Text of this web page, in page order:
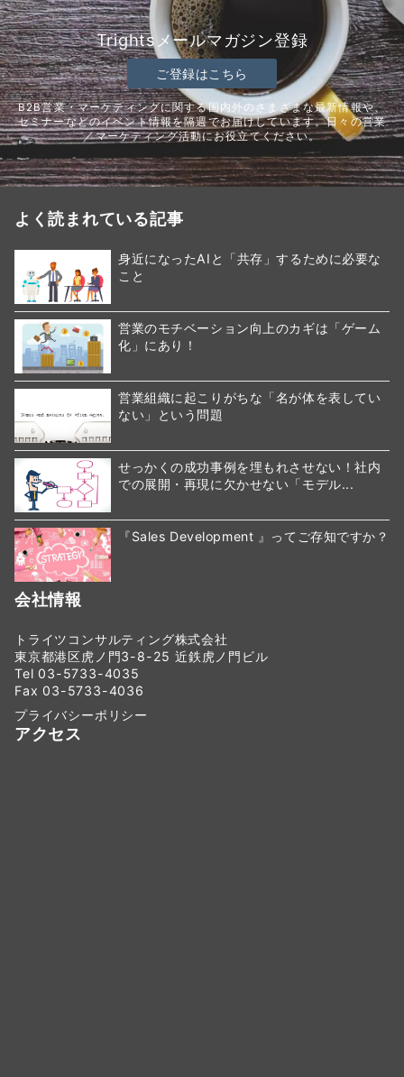
Trightsメールマガジン登録
ご登録はこちら
B2B営業・マーケティングに関する国内外のさまざまな最新情報や、
セミナーなどのイベント情報を隔週でお届けしています。日々の営業
／マーケティング活動にお役立てください。
よく読まれている記事
身近になったAIと「共存」するために必要な
こと
営業のモチベーション向上のカギは「ゲーム
化」にあり！
営業組織に起こりがちな「名が体を表してい
ない」という問題
せっかくの成功事例を埋もれさせない！社内
での展開・再現に欠かせない「モデル...
『Sales Development 』ってご存知ですか？
会社情報
トライツコンサルティング株式会社
東京都港区虎ノ門3-8-25 近鉄虎ノ門ビル
Tel 03-5733-4035
Fax 03-5733-4036
プライバシーポリシー
アクセス